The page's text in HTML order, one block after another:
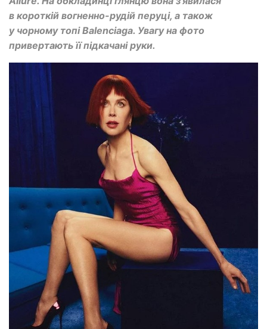
в короткій вогненно-рудій перуці, а також
у чорному топі Balenciaga. Увагу на фото
привертають її підкачані руки.